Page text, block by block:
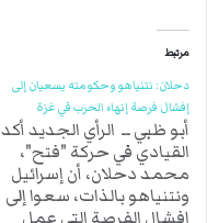
مرتبط
دحلان: نتنياهو وحكومته يسعيان إلى
إفشال فرصة إنهاء الحرب في غزة
أبو ظبي ــ الرأي الجديد أكد
القيادي في حركة "فتح"،
محمد دحلان، أن إسرائيل
ونتنياهو بالذات، سعوا إلى
إفشال الفرصة التي عمل